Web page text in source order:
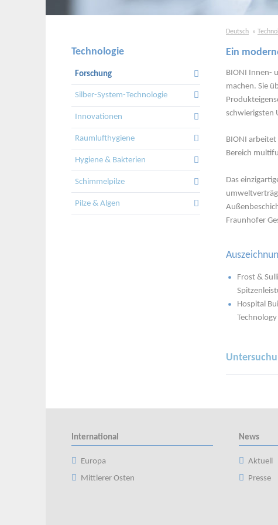
Deutsch
Ein
BIONI Innen-
machen. Sie
schwierigsten
BIONI
Bereich
Das
Fraunhofer
Frost &
Hospital
Navigation
Technologie
Forschung
Silber-System-Technologie
Innovationen
Raumlufthygiene
Hygiene & Bakterien
Schimmelpilze
Pilze & Algen
International
Europa
Mittlerer Osten
News
Aktuell
Presse